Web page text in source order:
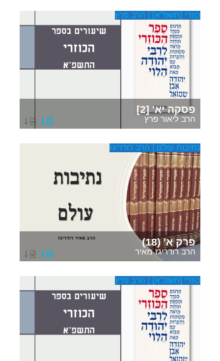
כוזרי [תשפ"א] | הרב פרץ
פסקה יא' [2]
הרב ליאור פרץ
נתיבות עולם | הרב רודריגז
פרק א' (18)
הרב רודריגז מאיר
כוזרי [תשפ"א] | הרב פרץ